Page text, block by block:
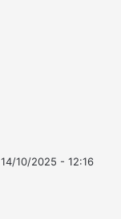
14/10/2025 - 12:16